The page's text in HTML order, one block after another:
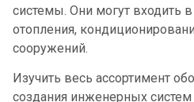
системы. Они могут входить
отопления,
сооружений.
Изучить весь ассортимент
создания инженерных